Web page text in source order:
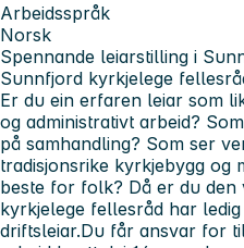
Arbeidsspråk
Norsk
Spennande leiarstilling i
Sunnfjord kyrkjelege
Er du ein erfaren leiar som
og administrativt arbeid?
på samhandling? Som ser
tradisjonsrike kyrkjebygg og
beste for folk? Då er du
kyrkjelege fellesråd har
driftsleiar.Du får ansvar for